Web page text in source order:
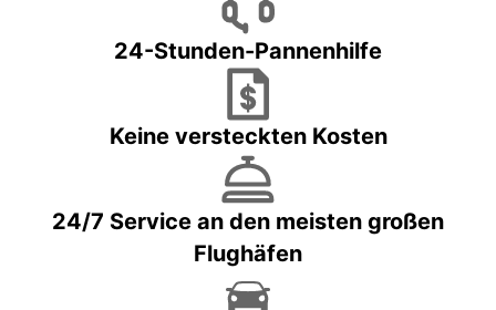
24-Stunden-Pannenhilfe
Keine versteckten Kosten
24/7 Service an den meisten großen
Flughäfen